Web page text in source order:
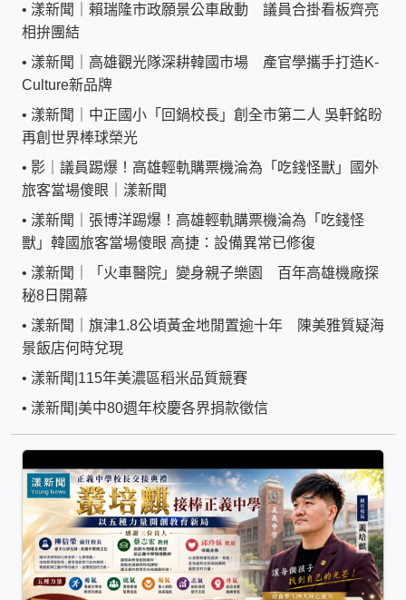
• 漾新聞｜賴瑞隆市政願景公車啟動 議員合掛看板齊亮
相拚團結
• 漾新聞｜高雄觀光隊深耕韓國市場 產官學攜手打造K-
Culture新品牌
• 漾新聞｜中正國小「回鍋校長」創全市第二人 吳軒銘盼
再創世界棒球榮光
• 影｜議員踢爆！高雄輕軌購票機淪為「吃錢怪獸」國外
旅客當場傻眼｜漾新聞
• 漾新聞｜張博洋踢爆！高雄輕軌購票機淪為「吃錢怪
獸」韓國旅客當場傻眼 高捷：設備異常已修復
• 漾新聞｜「火車醫院」變身親子樂園 百年高雄機廠探
秘8日開幕
• 漾新聞｜旗津1.8公頃黃金地閒置逾十年 陳美雅質疑海
景飯店何時兌現
• 漾新聞|115年美濃區稻米品質競賽
• 漾新聞|美中80週年校慶各界捐款徵信